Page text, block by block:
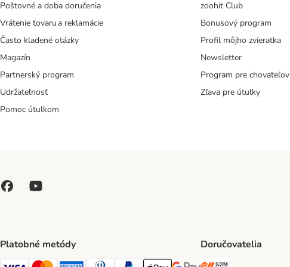
Poštovné a doba doručenia
Vrátenie tovaru a reklamácie
Často kladené otázky
Magazín
Partnerský program
Udržateľnosť
Pomoc útulkom
zoohit Club
Bonusový program
Profil môjho zvieratka
Newsletter
Program pre chovateľov
Zľava pre útulky
Platobné metódy Doručovatelia